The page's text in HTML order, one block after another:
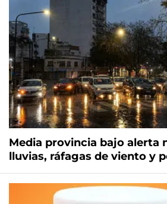
Media provincia bajo alerta
lluvias, ráfagas de viento y